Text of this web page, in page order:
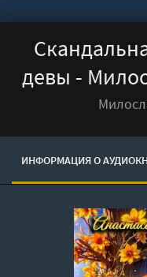
девы -
ИНФОРМАЦИЯ О